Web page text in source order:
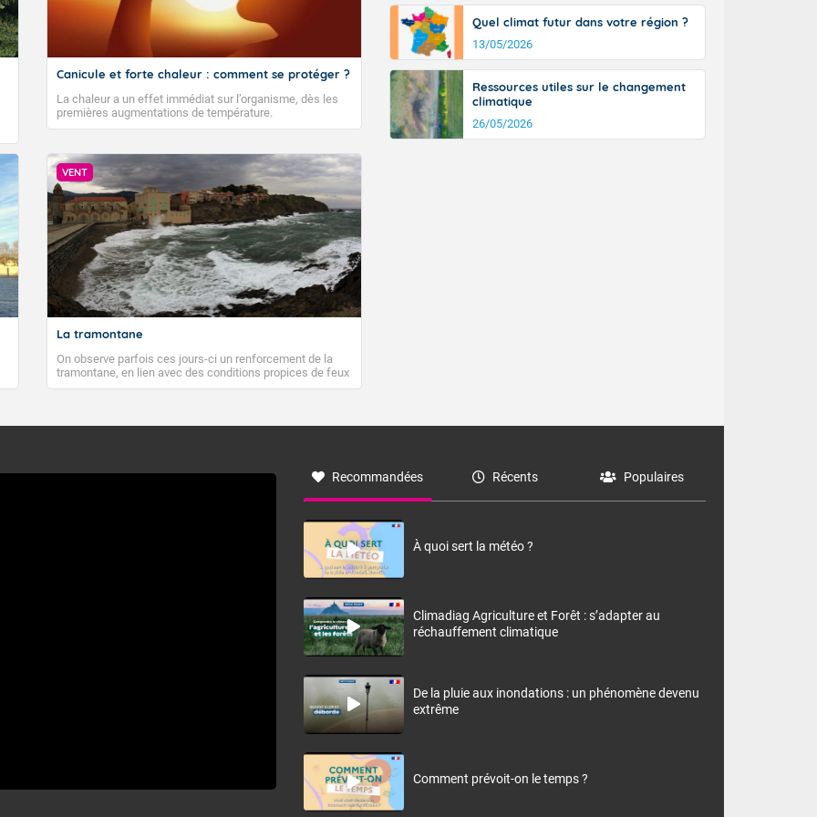
Canicule et forte chaleur : comment se protéger ?
La chaleur a un effet immédiat sur l’organisme, dès les
premières augmentations de température.
VENT
La tramontane
On observe parfois ces jours-ci un renforcement de la
tramontane, en lien avec des conditions propices de feux
de forêt. Mais qu'est-ce que la tramontane ? Quelles sont
à nord-ouest, dans un secteur qui part du Roussillon à la
monts, en allusion aux régions montagneuses d’où
Quel climat futur dans votre région ?
13/05/2026
Ressources utiles sur le changement
climatique
26/05/2026
Recommandées Récents Populaires
À quoi sert la météo ?
Climadiag Agriculture et Forêt : s’adapter au
réchauffement climatique
De la pluie aux inondations : un phénomène devenu
extrême
Comment prévoit-on le temps ?